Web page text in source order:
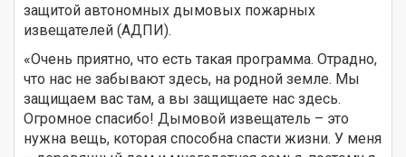
защитой автономных дымовых пожарных
извещателей (АДПИ).
«Очень приятно, что есть такая программа. Отрадно,
что нас не забывают здесь, на родной земле. Мы
защищаем вас там, а вы защищаете нас здесь.
Огромное спасибо! Дымовой извещатель – это
нужна вещь, которая способна спасти жизни. У меня